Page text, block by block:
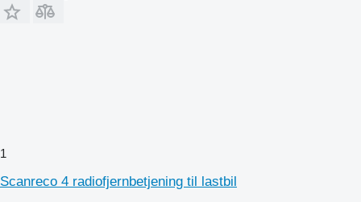
1
Scanreco 4 radiofjernbetjening til lastbil